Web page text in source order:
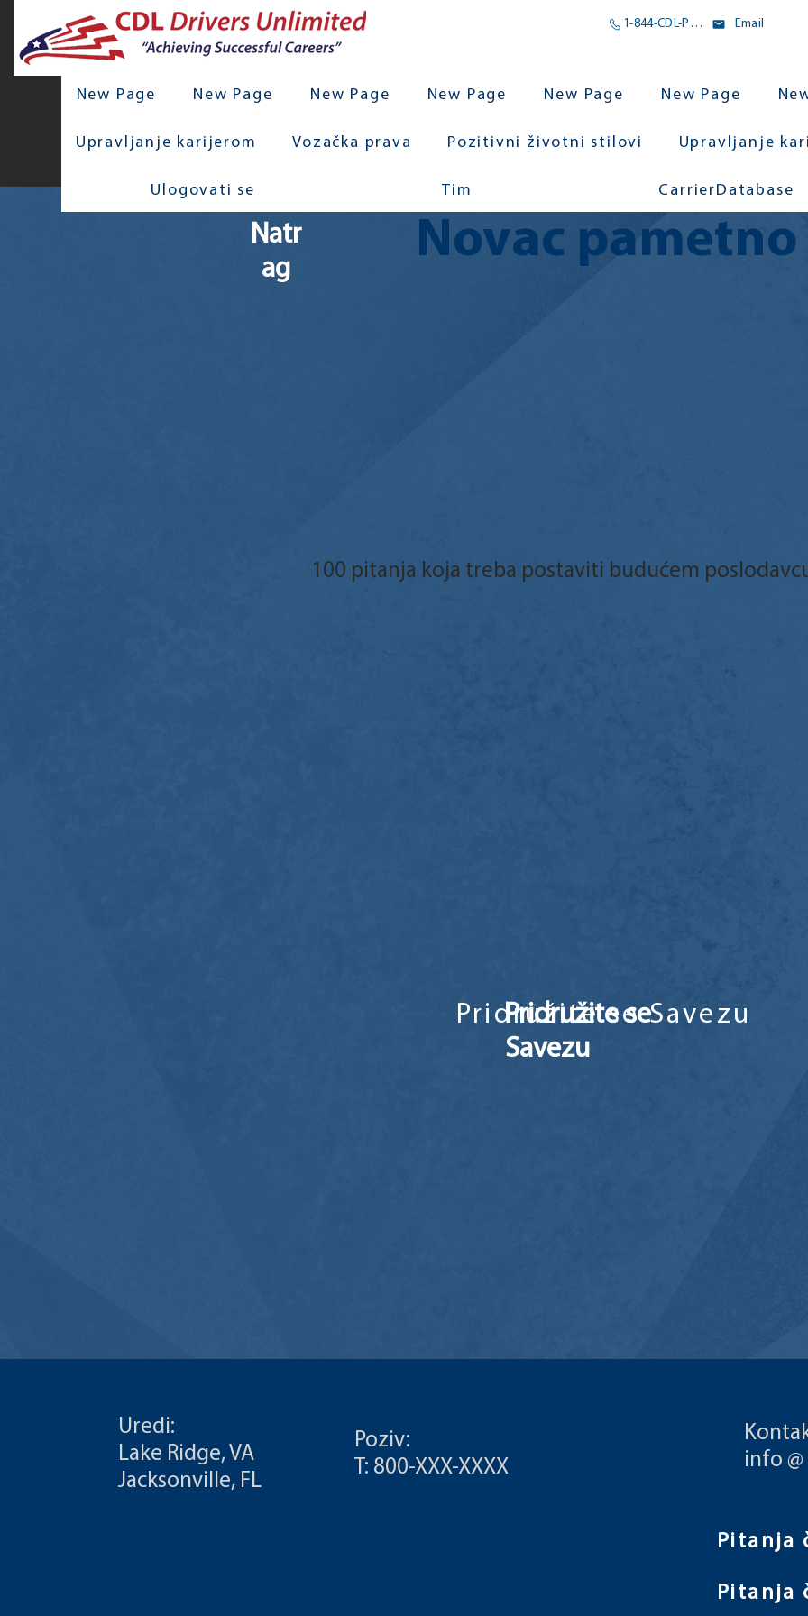
1-844-CDL-POMOĆ Email
New Page New Page New Page New Page New Page New Page
Upravljanje karijerom Vozačka prava Pozitivni životni stilovi Upravljanje
Ulogovati se Tim CarrierDatabase
Novac pametno
Natr
ag
100 pitanja koja treba postaviti budućem
Pridružite se
Savezu
Pridružite se Savezu
Uredi:
Lake Ridge, VA
Jacksonville, FL
Poziv:
T: 800-XXX-XXXX
info